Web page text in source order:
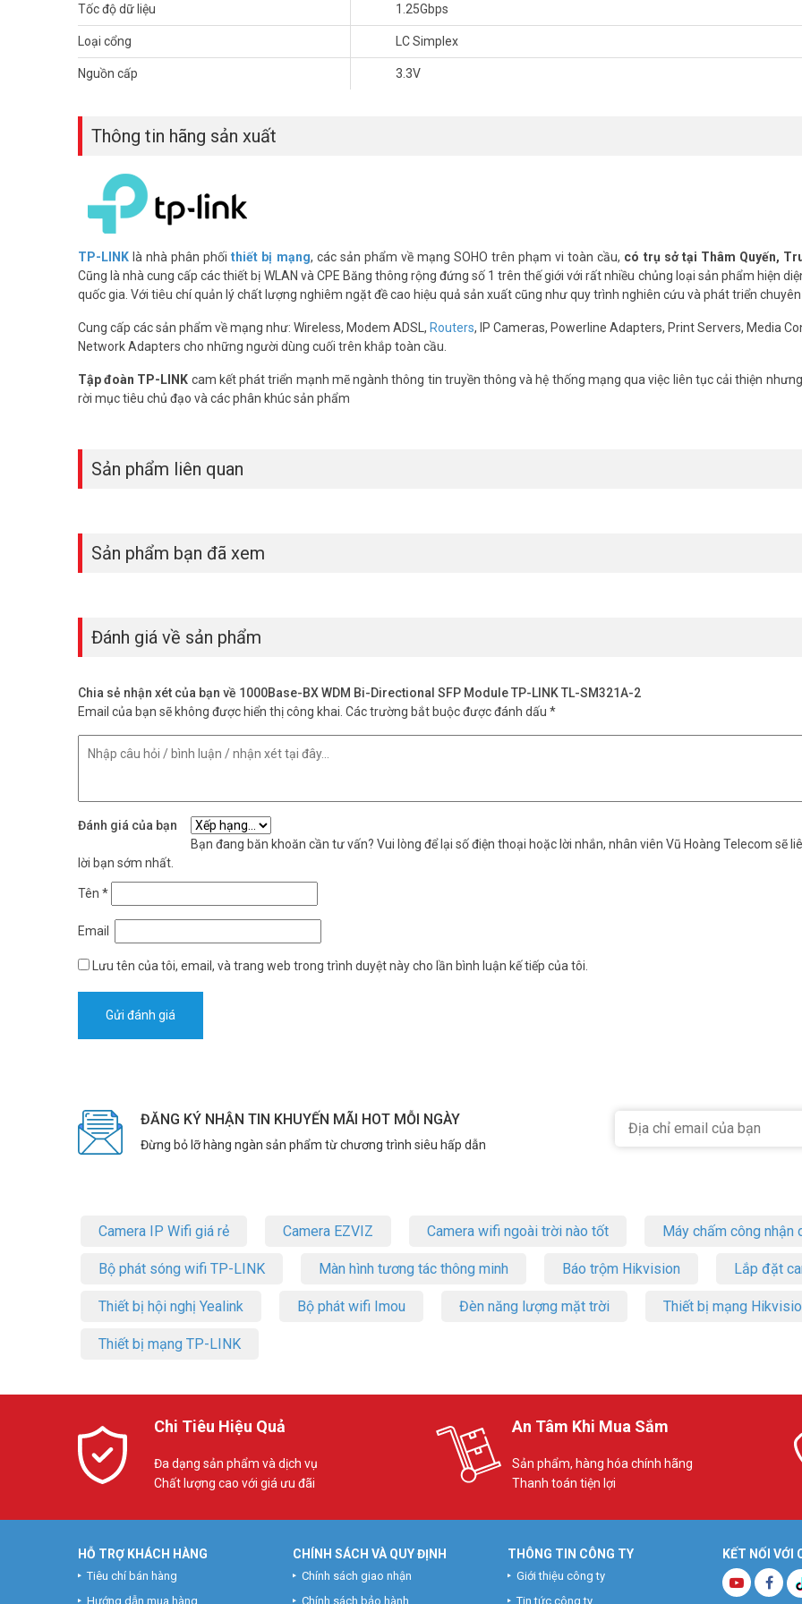
Đặt mua hàng Online ngay TP-LINK TL-SM321A-2 mới nhất, xin vui lòng liên hệ HOTLINE
thêm hình ảnh tạiFacebook Vuhoangtelecomnhé.
Tốc độ dữ liệu 1.25Gbps
Loại cổng LC Simplex
Nguồn cấp 3.3V
Thông tin hãng sản xuất
TP-LINK là nhà phân phốithiết bị mạng, các sản phẩm về mạng SOHO trên phạm vi toàn cầu, có trụ sở tại Thâm Quyến,
Cũng là nhà cung cấp các thiết bị WLAN và CPE Băng thông rộng đứng số 1 trên thế giới với rất nhiều chủng loại sản phẩm hiện
quốc gia. Với tiêu chí quản lý chất lượng nghiêm ngặt đề cao hiệu quả sản xuất cũng như quy trình nghiên cứu và phát triển chuyên
Cung cấp các sản phẩm về mạng như: Wireless, Modem ADSL, Routers, IP Cameras, Powerline Adapters, Print Servers, Media
Network Adapters cho những người dùng cuối trên khắp toàn cầu.
Tập đoàn TP-LINK cam kết phát triển mạnh mẽ ngành thông tin truyền thông và hệ thống mạng qua việc liên tục cải thiện
rời mục tiêu chủ đạo và các phân khúc sản phẩm
Sản phẩm liên quan
Sản phẩm bạn đã xem
Đánh giá về sản phẩm
Chia sẻ nhận xét của bạn về 1000Base-BX WDM Bi-Directional SFP Module TP-LINK TL-SM321A-2
Email của bạn sẽ không được hiển thị công khai. Các trường bắt buộc được đánh dấu *
Đánh giá của bạn
Bạn đang băn khoăn cần tư vấn? Vui lòng để lại số điện thoại hoặc lời nhắn, nhân viên Vũ Hoàng Telecom sẽ
lời bạn sớm nhất.
Tên *
Email
Lưu tên của tôi, email, và trang web trong trình duyệt này cho lần bình luận kế tiếp của tôi.
ĐĂNG KÝ NHẬN TIN KHUYẾN MÃI HOT MỖI NGÀY
Đừng bỏ lỡ hàng ngàn sản phẩm từ chương trình siêu hấp dẫn
Camera IP Wifi giá rẻ Camera EZVIZ Camera wifi ngoài trời nào tốt Máy chấm công nhận
Bộ phát sóng wifi TP-LINK Màn hình tương tác thông minh Báo trộm Hikvision Lắp đặt
Thiết bị hội nghị Yealink Bộ phát wifi Imou Đèn năng lượng mặt trời Thiết bị mạng
Thiết bị mạng TP-LINK
Chi Tiêu Hiệu Quả
Đa dạng sản phẩm và dịch vụ
Chất lượng cao với giá ưu đãi
An Tâm Khi Mua Sắm
Sản phẩm, hàng hóa chính hãng
Thanh toán tiện lợi
KẾT NỐI VỚI
HỖ TRỢ KHÁCH HÀNG
Tiêu chí bán hàng
Hướng dẫn mua hàng
CHÍNH SÁCH VÀ QUY ĐỊNH
Chính sách giao nhận
Chính sách bảo hành
THÔNG TIN CÔNG TY
Giới thiệu công ty
Tin tức công ty